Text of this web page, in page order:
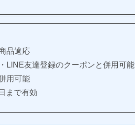
品適応
LINE友達登録のクーポンと併用可能
用可能
まで有効